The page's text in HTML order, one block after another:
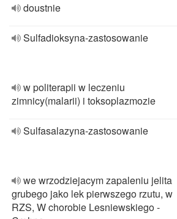
doustnie
Sulfadioksyna-zastosowanie
w politerapii w leczeniu
zimnicy(malarii) i toksoplazmozie
Sulfasalazyna-zastosowanie
we wrzodziejacym zapaleniu jelita
grubego jako lek pierwszego rzutu, w
RZS, W chorobie Lesniewskiego -